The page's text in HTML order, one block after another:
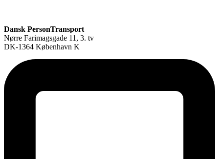
Dansk PersonTransport
Nørre Farimagsgade 11, 3. tv
DK-1364 København K